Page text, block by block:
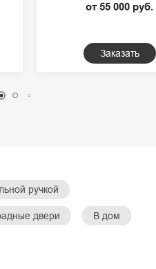
от 55 000 руб.
Заказать
ручкой
двери В дом